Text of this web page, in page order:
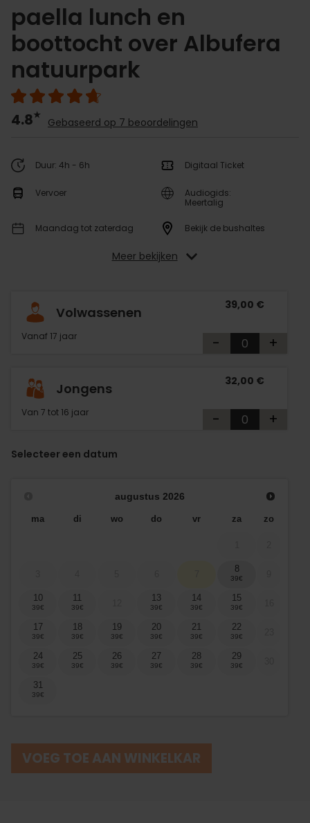
paella lunch en
boottocht over Albufera
natuurpark
4.8 Gebaseerd op 7 beoordelingen
Duur: 4h - 6h Digitaal Ticket
Vervoer
Audiogids:
Meertalig
Maandag tot zaterdag Bekijk de bushaltes
Meer bekijken
Volwassenen
Vanaf 17 jaar
39,00 €
- +
Jongens
Van 7 tot 16 jaar
32,00 €
- +
Selecteer een datum
augustus 2026
ma di wo do vr za zo
8
10 11 13 14 15
17 18 19 20 21 22
24 25 26 27 28 29
31
VOEG TOE AAN WINKELKAR